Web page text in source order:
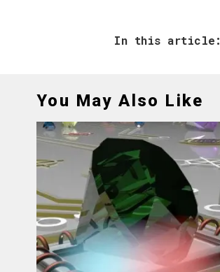
In this article:
You May Also Like